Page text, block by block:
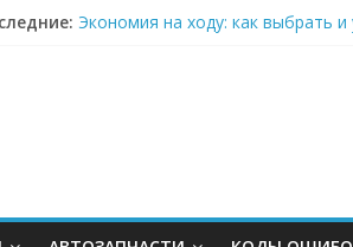
Экономия на ходу: как выбрать